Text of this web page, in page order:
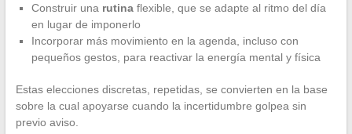
Construir una rutinaflexible, que se adapte al ritmo del día
en lugar de imponerlo
Incorporar más movimiento en la agenda, incluso con
pequeños gestos, para reactivar la energía mental y física
Estas elecciones discretas, repetidas, se convierten en la base
sobre la cual apoyarse cuando la incertidumbre golpea sin
previo aviso.